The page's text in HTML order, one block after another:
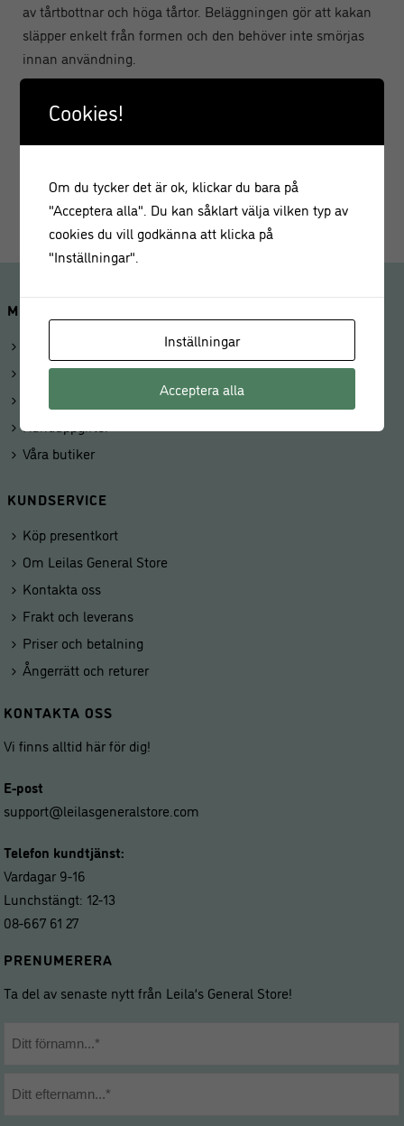
av tårtbottnar och höga tårtor. Beläggningen gör att kakan
släpper enkelt från formen och den behöver inte smörjas
innan användning.
Diameter 18 cm
Volym 1,8 liter
MINA SIDOR
Mitt konto
Kunduppgifter
Våra butiker
KUNDSERVICE
Köp presentkort
Om Leilas General Store
Kontakta oss
Frakt och leverans
Priser och betalning
Ångerrätt och returer
KONTAKTA OSS
Vi finns alltid här för dig!
E-post
support@leilasgeneralstore.com
Telefon kundtjänst:
Vardagar 9-16
Lunchstängt: 12-13
08-667 61 27
PRENUMERERA
Ta del av senaste nytt från Leila’s General Store!
Cookies!
Om du tycker det är ok, klickar du bara på
"Acceptera alla". Du kan såklart välja vilken typ av
cookies du vill godkänna att klicka på
"Inställningar".
Inställningar
Acceptera alla